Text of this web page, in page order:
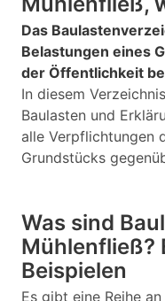
Das
Belastungen eines
der Öffentlichkeit
In diesem
Baulasten und
alle Verpflichtungen
Grundstücks
Was sind
Mühlenfließ?
Beispielen
Es gibt eine Reihe